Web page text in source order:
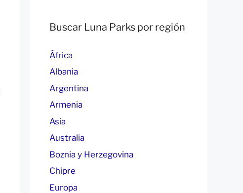
Buscar Luna Parks por región
África
Albania
Argentina
Armenia
Asia
Australia
Boznia y Herzegovina
Chipre
Europa